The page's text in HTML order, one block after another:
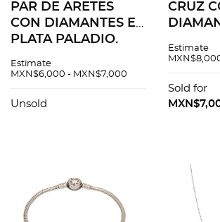
PAR DE ARETES
CON DIAMANTES EN
PLATA PALADIO.
y brillante ~0.45 ct
Estimate
MXN$6,000 - MXN$7,000
Unsold
CRUZ
Estimate
Sold for